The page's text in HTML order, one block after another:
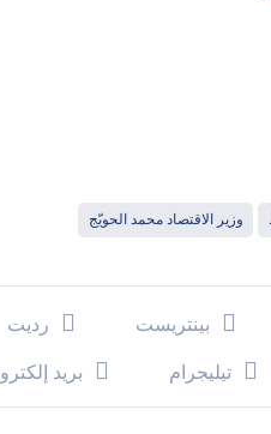
وزير الاقتصاد محمد الحويّج
بينتريست رديت
تيليجرام بريد